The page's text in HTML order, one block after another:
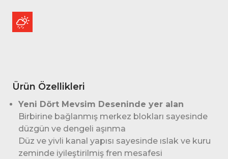
Ürün Özellikleri
Yeni Dört Mevsim Deseninde yer alan
Birbirine bağlanmış merkez blokları sayesinde
düzgün ve dengeli aşınma
Düz ve yivli kanal yapısı sayesinde ıslak ve kuru
zeminde iyileştirilmiş fren mesafesi